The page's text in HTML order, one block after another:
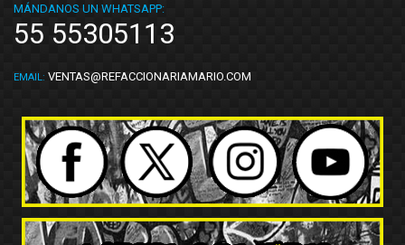
MÁNDANOS UN WHATSAPP:
55 55305113
EMAIL: VENTAS@REFACCIONARIAMARIO.COM